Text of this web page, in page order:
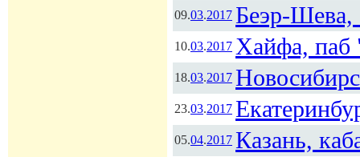
09.03.2017 Беэр-Шева,
10.03.2017 Хайфа, паб
18.03.2017
23.03.2017
05.04.2017 Казань,